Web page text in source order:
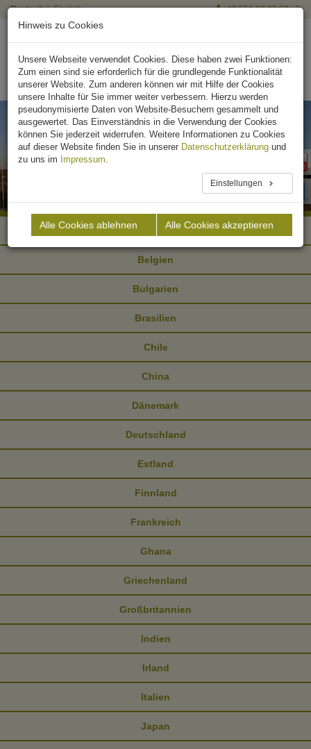
Deutsch English +49 551 90 03 63 - 0
Argentinien
Belgien
Bulgarien
Brasilien
Chile
China
Dänemark
Deutschland
Estland
Finnland
Frankreich
Ghana
Griechenland
Großbritannien
Indien
Irland
Italien
Japan
Hinweis zu Cookies
Unsere Webseite verwendet Cookies. Diese haben zwei Funktionen:
Zum einen sind sie erforderlich für die grundlegende Funktionalität
unserer Website. Zum anderen können wir mit Hilfe der Cookies
unsere Inhalte für Sie immer weiter verbessern. Hierzu werden
pseudonymisierte Daten von Website-Besuchern gesammelt und
ausgewertet. Das Einverständnis in die Verwendung der Cookies
können Sie jederzeit widerrufen. Weitere Informationen zu Cookies
auf dieser Website finden Sie in unserer Datenschutzerklärung und
zu uns im Impressum.
Einstellungen
Alle Cookies ablehnen Alle Cookies akzeptieren